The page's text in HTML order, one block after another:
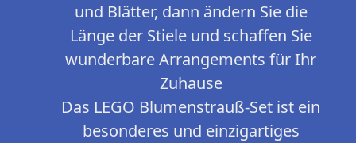
und Blätter, dann ändern Sie die
Länge der Stiele und schaffen Sie
wunderbare Arrangements für Ihr
Zuhause
Das LEGO Blumenstrauß-Set ist ein
besonderes und einzigartiges